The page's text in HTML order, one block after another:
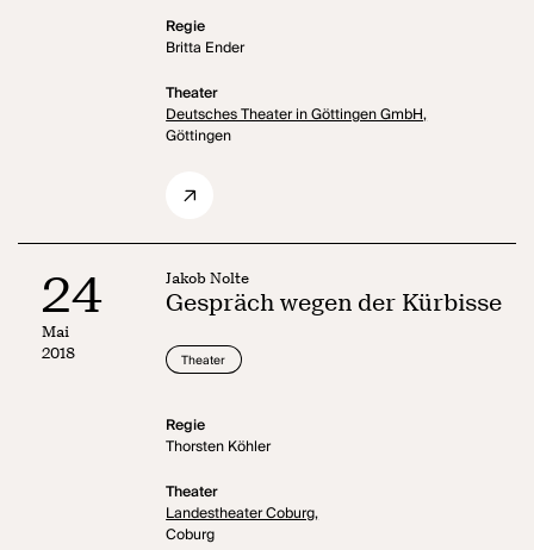
Regie
Britta Ender
Theater
Deutsches Theater in Göttingen GmbH,
Göttingen
24
Mai
2018
Jakob Nolte
Gespräch wegen der Kürbisse
Theater
Regie
Thorsten Köhler
Theater
Landestheater Coburg,
Coburg